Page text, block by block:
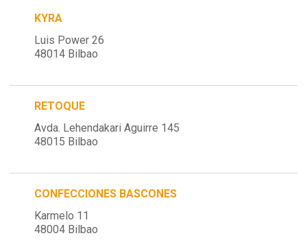
KYRA
Luis Power 26
48014 Bilbao
RETOQUE
Avda. Lehendakari Aguirre 145
48015 Bilbao
CONFECCIONES BASCONES
Karmelo 11
48004 Bilbao